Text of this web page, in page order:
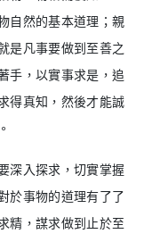
自然的基本道理；親
是凡事要做到至善之
手，以實事求是，追
得真知，然後才能誠
。
入探求，切實掌握
於事物的道理有了了
精，謀求做到止於至